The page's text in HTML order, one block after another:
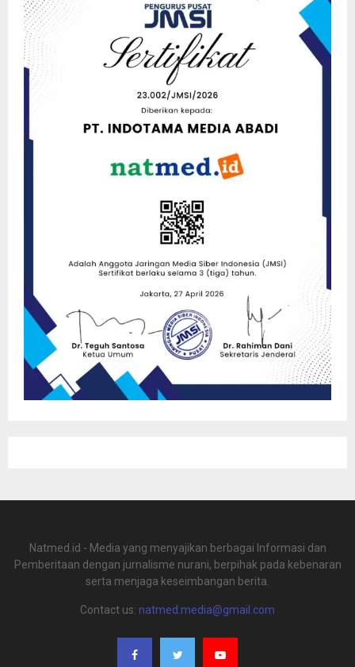
Natmed.id - Media yang menyajikan berbagai Informasi dan
Pemberitaan dengan jurnalisme nurani, berpihak pada kebenaran
serta menjaga keseimbangan berita.
Contact us: natmed.media@gmail.com